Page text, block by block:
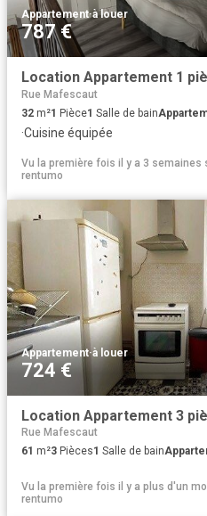
Appartement·à louer
787 €
Rue Mafescaut
32 m²1 Pièce1 Salle de bain
·Cuisine équipée
Vu la première fois il y a 3 semaines
rentumo
Appartement·à louer
724 €
Rue Mafescaut
61 m²3 Pièces1 Salle de bain
Vu la première fois il y a plus d'un
rentumo